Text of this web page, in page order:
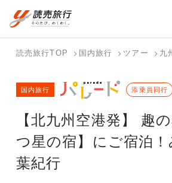
国内旅行トップ
バスツアー
を探す
個人旅行
（ブーケ）を
テーマから写真から探
海外旅行トップ
海外特集か
ら探す
テーマから
探す
す
読売旅行TOP 国内旅行 ツアー 九
【北九州空港発】 趣
つ星の宿】にご宿泊
葉紀行
国内旅行 添乗員同行